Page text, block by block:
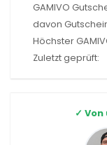
GAMIVO
davon
Höchster
Zuletzt geprüft:
✓ Von